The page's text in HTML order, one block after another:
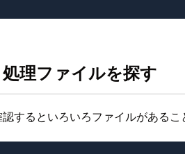
理ファイルを探す
するといろいろファイルがあるこ